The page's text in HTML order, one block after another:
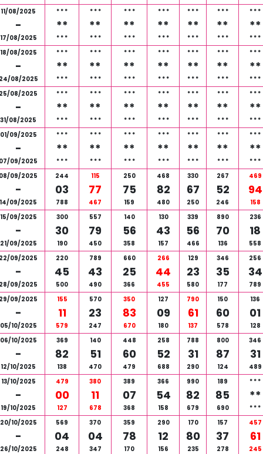
11/08/2025
-
17/08/2025
* * *
**
* * *
* * *
**
* * *
* * *
**
* * *
* * *
**
* * *
* * *
**
* * *
* * *
**
* * *
* * *
**
* * *
18/08/2025
-
08/2025
* * *
**
* * *
* * *
**
* * *
* * *
**
* * *
* * *
**
* * *
* * *
**
* * *
* * *
**
* * *
* * *
**
* * *
08/2025
-
31/08/2025
* * *
**
* * *
* * *
**
* * *
* * *
**
* * *
* * *
**
* * *
* * *
**
* * *
* * *
**
* * *
* * *
**
* * *
01/09/2025
-
09/2025
* * *
**
* * *
* * *
**
* * *
* * *
**
* * *
* * *
**
* * *
* * *
**
* * *
* * *
**
* * *
* * *
**
* * *
09/2025
-
14/09/2025
244
03
788
115
77
467
250
75
159
468
82
480
330
67
250
267
52
246
469
94
158
15/09/2025
-
21/09/2025
300
30
190
557
79
450
140
56
358
130
43
157
339
56
466
890
70
136
236
18
558
09/2025
-
09/2025
220
45
500
789
43
490
660
25
366
266
44
455
129
23
580
346
35
177
256
34
789
09/2025
-
05/10/2025
155
11
579
570
23
247
350
83
670
127
09
180
790
61
137
150
60
578
136
01
128
06/10/2025
-
12/10/2025
369
82
138
140
51
470
448
60
479
258
52
688
788
31
290
800
87
124
346
31
489
13/10/2025
-
19/10/2025
479
00
127
380
11
678
389
07
368
366
54
158
990
82
679
189
85
690
* * *
**
* * *
20/10/2025
-
26/10/2025
569
04
248
370
04
347
359
78
170
290
12
156
170
80
235
157
37
278
457
61
245